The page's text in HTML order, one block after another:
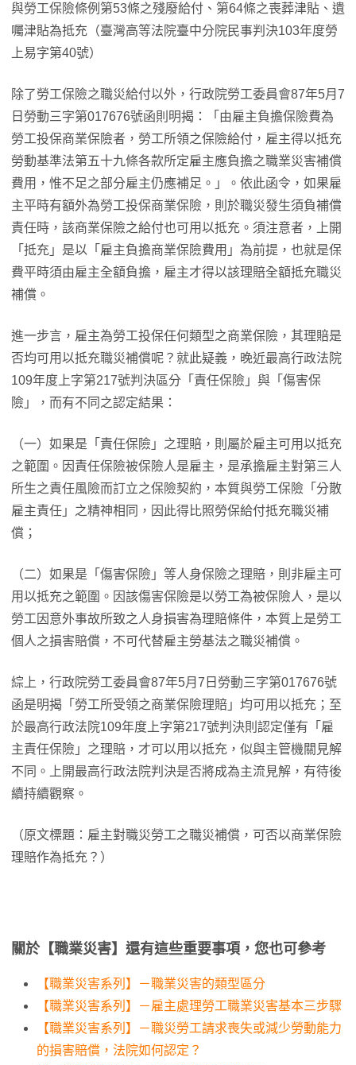
與勞工保險條例第53條之殘廢給付、第64條之喪葬津貼、遺
囑津貼為抵充（臺灣高等法院臺中分院民事判決103年度勞
上易字第40號）
除了勞工保險之職災給付以外，行政院勞工委員會87年5月7
日勞動三字第017676號函則明揭：「由雇主負擔保險費為
勞工投保商業保險者，勞工所領之保險給付，雇主得以抵充
勞動基準法第五十九條各款所定雇主應負擔之職業災害補償
費用，惟不足之部分雇主仍應補足。」。依此函令，如果雇
主平時有額外為勞工投保商業保險，則於職災發生須負補償
責任時，該商業保險之給付也可用以抵充。須注意者，上開
「抵充」是以「雇主負擔商業保險費用」為前提，也就是保
費平時須由雇主全額負擔，雇主才得以該理賠全額抵充職災
補償。
進一步言，雇主為勞工投保任何類型之商業保險，其理賠是
否均可用以抵充職災補償呢？就此疑義，晚近最高行政法院
109年度上字第217號判決區分「責任保險」與「傷害保
險」，而有不同之認定結果：
（一）如果是「責任保險」之理賠，則屬於雇主可用以抵充
之範圍。因責任保險被保險人是雇主，是承擔雇主對第三人
所生之責任風險而訂立之保險契約，本質與勞工保險「分散
雇主責任」之精神相同，因此得比照勞保給付抵充職災補
償；
（二）如果是「傷害保險」等人身保險之理賠，則非雇主可
用以抵充之範圍。因該傷害保險是以勞工為被保險人，是以
勞工因意外事故所致之人身損害為理賠條件，本質上是勞工
個人之損害賠償，不可代替雇主勞基法之職災補償。
綜上，行政院勞工委員會87年5月7日勞動三字第017676號
函是明揭「勞工所受領之商業保險理賠」均可用以抵充；至
於最高行政法院109年度上字第217號判決則認定僅有「雇
主責任保險」之理賠，才可以用以抵充，似與主管機關見解
不同。上開最高行政法院判決是否將成為主流見解，有待後
續持續觀察。
（原文標題：雇主對職災勞工之職災補償，可否以商業保險
理賠作為抵充？）
關於【職業災害】還有這些重要事項，您也可參考
【職業災害系列】－職業災害的類型區分
【職業災害系列】－雇主處理勞工職業災害基本三步驟
【職業災害系列】－職災勞工請求喪失或減少勞動能力
的損害賠償，法院如何認定？